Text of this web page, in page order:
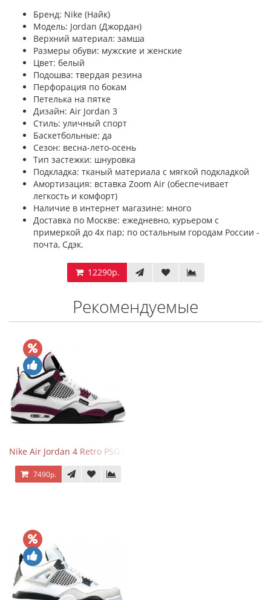
Бренд: Nike (Найк)
Модель: Jordan (Джордан)
Верхний материал: замша
Размеры обуви: мужские и женские
Цвет: белый
Подошва: твердая резина
Перфорация по бокам
Петелька на пятке
Дизайн: Air Jordan 3
Стиль: уличный спорт
Баскетбольные: да
Сезон: весна-лето-осень
Тип застежки: шнуровка
Подкладка: тканый материала с мягкой подкладкой
Амортизация: вставка Zoom Air (обеспечивает
легкость и комфорт)
Наличие в интернет магазине: много
Доставка по Москве: ежедневно, курьером с
примеркой до 4х пар; по остальным городам России -
почта, Сдэк.
12290р.
Рекомендуемые
Nike Air Jordan 4 Retro PSG Paris Saint-Germain
7490р.